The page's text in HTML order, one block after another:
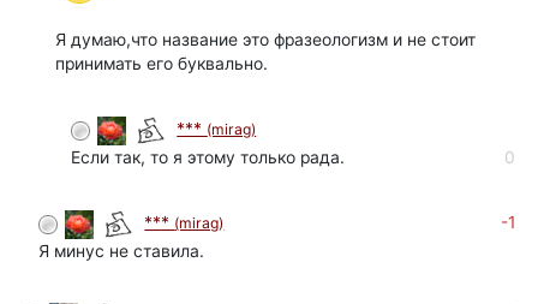
Я думаю,что название это фразеологизм и не стоит
принимать его буквально.
*** (mirag)
0
Если так, то я этому только рада.
*** (mirag)
-1
Я минус не ставила.